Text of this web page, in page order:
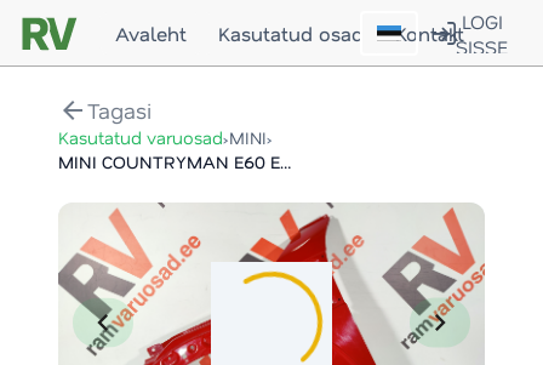
Avaleht Kasutatud osad KontaktLOGI
SISSE
arrow_backTagasi
Kasutatud varuosad›MINI›
MINI COUNTRYMAN E60 ESITIIB / FRONT FENDER
chevron_left chevron_right